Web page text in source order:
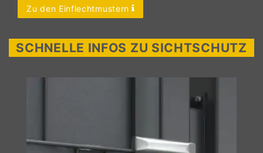
Zu den Einflechtmustern
SCHNELLE INFOS ZU SICHTSCHUTZ